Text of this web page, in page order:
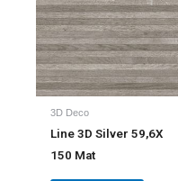
3D Deco
Line 3D Silver 59,6X
150 Mat